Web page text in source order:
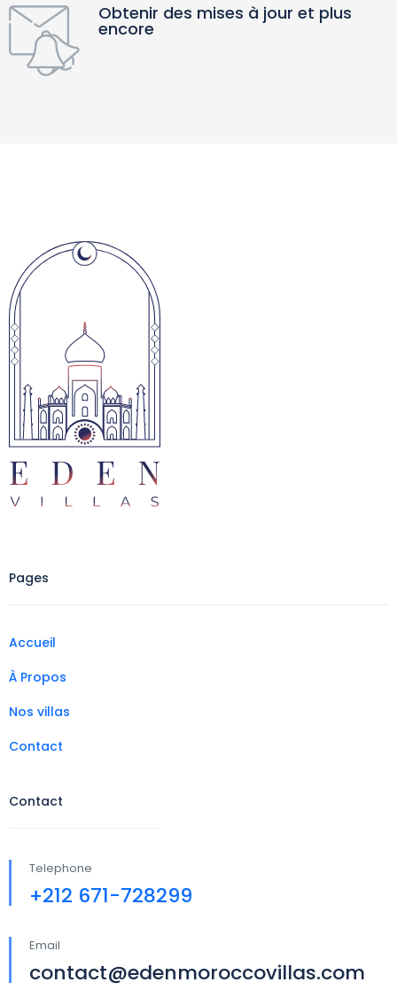
Obtenir des mises à jour et plus
encore
Pages
Accueil
À Propos
Nos villas
Contact
Contact
Telephone
+212 671-728299
Email
contact@edenmoroccovillas.com